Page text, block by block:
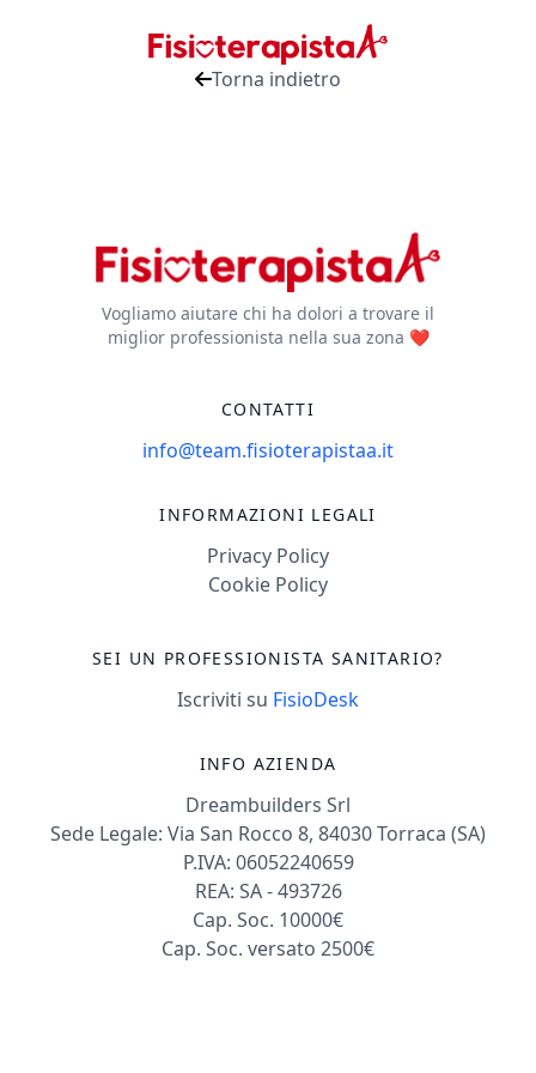
Torna indietro
Vogliamo aiutare chi ha dolori a trovare il
miglior professionista nella sua zona ❤️
CONTATTI
info@team.fisioterapistaa.it
INFORMAZIONI LEGALI
Privacy Policy
Cookie Policy
SEI UN PROFESSIONISTA SANITARIO?
Iscriviti su FisioDesk
INFO AZIENDA
Dreambuilders Srl
Sede Legale: Via San Rocco 8, 84030 Torraca (SA)
P.IVA: 06052240659
REA: SA - 493726
Cap. Soc. 10000€
Cap. Soc. versato 2500€